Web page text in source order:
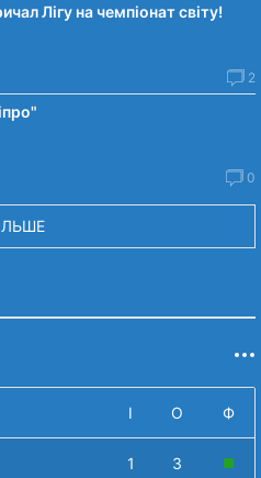
Лігу на чемпіонат світу!
2
0
І О Ф
1 3